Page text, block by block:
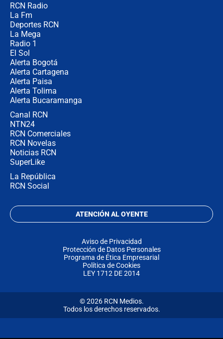
RCN Radio
La Fm
Deportes RCN
La Mega
Radio 1
El Sol
Alerta Bogotá
Alerta Cartagena
Alerta Paisa
Alerta Tolima
Alerta Bucaramanga
Canal RCN
NTN24
RCN Comerciales
RCN Novelas
Noticias RCN
SuperLike
La República
RCN Social
ATENCIÓN AL OYENTE
Aviso de Privacidad
Protección de Datos Personales
Programa de Ética Empresarial
Política de Cookies
LEY 1712 DE 2014
© 2026 RCN Medios.
Todos los derechos reservados.